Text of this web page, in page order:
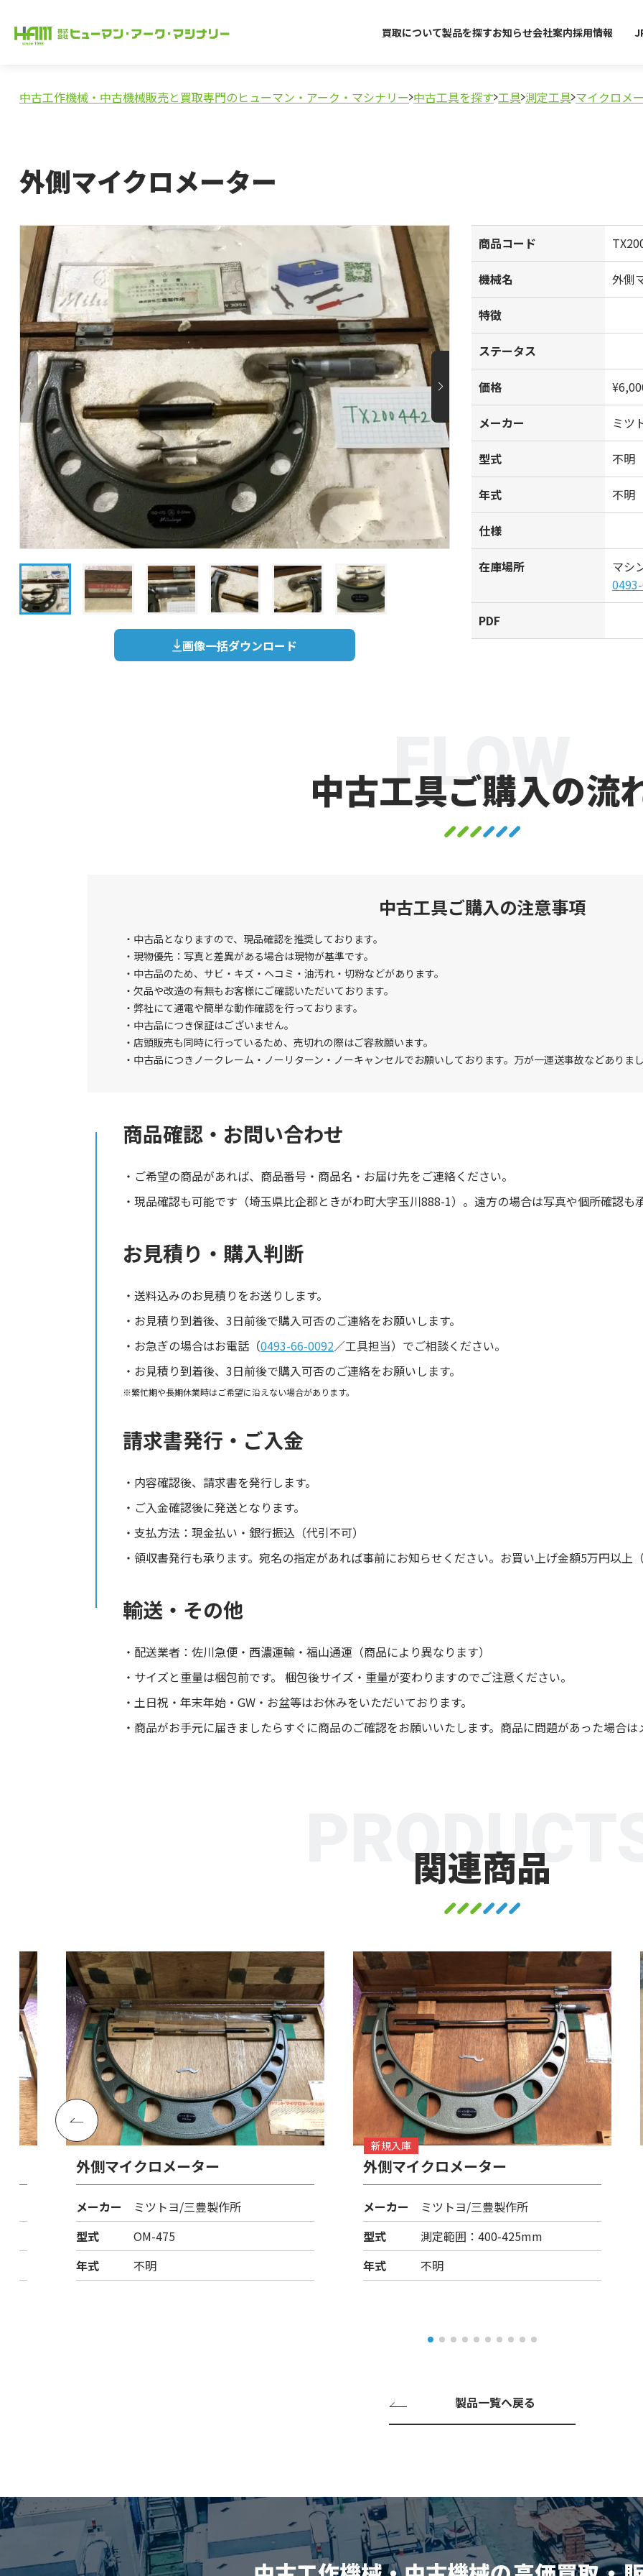
買取について製品を探すお知らせ会社案内採用情報
中古工作機械・中古機械販売と買取専門のヒューマン・アーク・マシナリー 中古工具を探す 工具 測定工具 マイクロメ
外側マイクロメーター
画像一括ダウンロード
商品コード
機械名 外側
特徴
ステータス
価格
メーカー ミツ
型式 不明
年式 不明
仕様
在庫場所
マシ
PDF
中古工具ご購入の流
FLOW
中古工具ご購入の注意事項
中古品となりますので、現品確認を推奨しております。
現物優先：写真と差異がある場合は現物が基準です。
中古品のため、サビ・キズ・ヘコミ・油汚れ・切粉などがあります。
欠品や改造の有無もお客様にご確認いただいております。
弊社にて通電や簡単な動作確認を行っております。
中古品につき保証はございません。
店頭販売も同時に行っているため、売切れの際はご容赦願います。
中古品につきノークレーム・ノーリターン・ノーキャンセルでお願いしております。万が一運送事故などありま
商品確認・お問い合わせ
ご希望の商品があれば、商品番号・商品名・お届け先をご連絡ください。
現品確認も可能です（埼玉県比企郡ときがわ町大字玉川888-1）。遠方の場合は写真や個所確認も
お見積り・購入判断
送料込みのお見積りをお送りします。
お見積り到着後、3日前後で購入可否のご連絡をお願いします。
お急ぎの場合はお電話（0493-66-0092／工具担当）でご相談ください。
お見積り到着後、3日前後で購入可否のご連絡をお願いします。
繁忙期や長期休業時はご希望に沿えない場合があります。
請求書発行・ご入金
内容確認後、請求書を発行します。
ご入金確認後に発送となります。
支払方法：現金払い・銀行振込（代引不可）
領収書発行も承ります。宛名の指定があれば事前にお知らせください。お買い上げ金額5万円以上
輸送・その他
配送業者：佐川急便・西濃運輸・福山通運（商品により異なります）
サイズと重量は梱包前です。 梱包後サイズ・重量が変わりますのでご注意ください。
土日祝・年末年始・GW・お盆等はお休みをいただいております。
商品がお手元に届きましたらすぐに商品のご確認をお願いいたします。商品に問題があった場合
関連商品
外側マイクロメーター
メーカー
ミツトヨ/三豊製作所
型式
OM-475
年式
不明
新規入庫
外側マイクロメーター
メーカー
ミツトヨ/三豊製作所
型式
測定範囲：400-425mm
年式
不明
製品一覧へ戻る